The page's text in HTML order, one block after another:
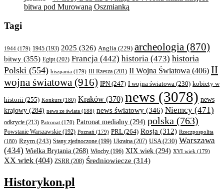
bitwa pod Murowaną Oszmianką
Tagi
1944 (179) 1945 (193) 2025 (326) Anglia (229) archeologia (870)
bitwy (355) Egipt(202) Francja (442) historia (473) historia
Polski (554) hiszpania (179) III Rzesza (201) II Wojna Światowa (406) II
wojna światowa (916) IPN (247) I wojna światowa (230) kobiety w
historii (255) Konkurs (180) Kraków (370) news (3078) news
krajowy (284) news ze świata (188) news światowy (346) Niemcy (471)
odkrycie (213) Patronat (170) Patronat medialny (294) polska (763)
Powstanie Warszawskie (192) Poznań (179) PRL(264) Rosja (312) Rzeczpospolita
(180) Rzym (243) Stany zjednoczone (199) Ukraina (207) USA(230) Warszawa
(434) Wielka Brytania (268) Włochy (196) XIX wiek (294) XVI wiek (179)
XX wiek (404) ZSRR (208) Średniowiecze (314)
Historykon.pl